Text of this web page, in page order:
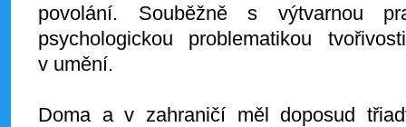
povolání. Souběžně s výtvarnou
psychologickou problematikou
v umění.
Doma a v zahraničí měl doposud